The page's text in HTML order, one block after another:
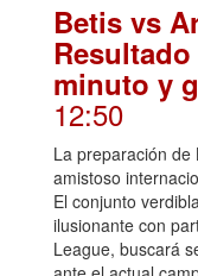
Betis vs
minuto y
12:50
La preparación de
amistoso
El conjunto
ilusionante con
League, buscará